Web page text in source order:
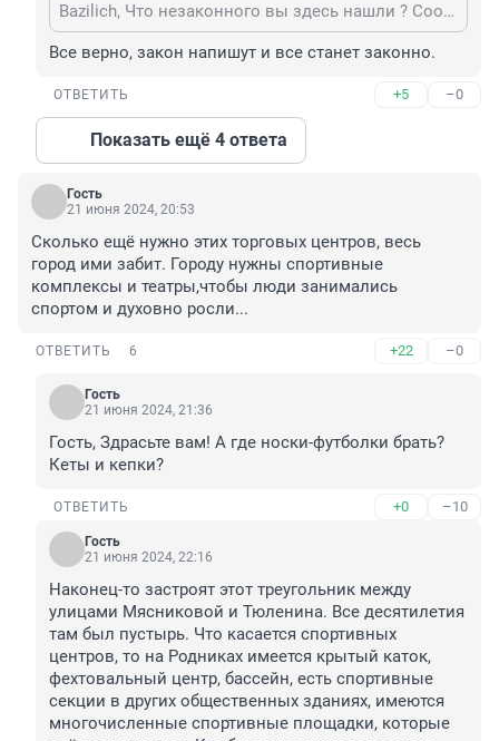
Bazilich, Что незаконного вы здесь нашли ? Сообщите нам. Только не фантазии свои и хотелки, а именно событие.
Все верно, закон напишут и все станет законно.
ОТВЕТИТЬ +5 –0
Показать ещё 4 ответа
Гость
21 июня 2024, 20:53
Сколько ещё нужно этих торговых центров, весь
город ими забит. Городу нужны спортивные
комплексы и театры,чтобы люди занимались
спортом и духовно росли...
ОТВЕТИТЬ 6 +22 –0
Гость
21 июня 2024, 21:36
Гость, Здрасьте вам! А где носки-футболки брать?
Кеты и кепки?
ОТВЕТИТЬ +0 –10
Гость
21 июня 2024, 22:16
Наконец-то застроят этот треугольник между
улицами Мясниковой и Тюленина. Все десятилетия
там был пустырь. Что касается спортивных
центров, то на Родниках имеется крытый каток,
фехтовальный центр, бассейн, есть спортивные
секции в других общественных зданиях, имеются
многочисленные спортивные площадки, которые